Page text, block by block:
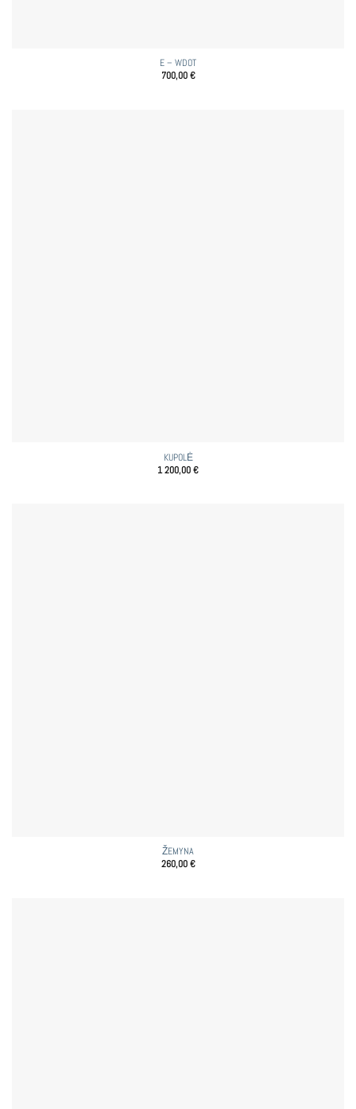
E – WDOT
700,00€
KUPOLĖ
1 200,00€
ŽEMYNA
260,00€